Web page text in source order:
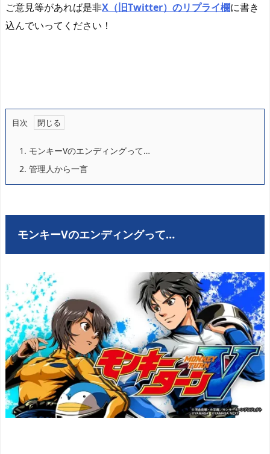
ご意見等があれば是非X（旧Twitter）のリプライ欄に書き
込んでいってください！
目次
1. モンキーVのエンディングって…
2. 管理人から一言
モンキーVのエンディングって…